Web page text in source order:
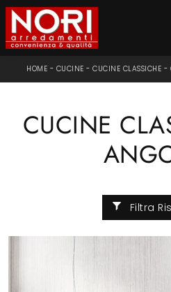
HOME - CUCINE -CUCINE CLASSICHE -
CUCINE
Filtra